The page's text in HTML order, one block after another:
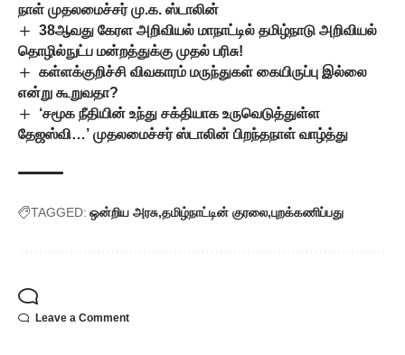
நாள் முதலமைச்சர் மு.க. ஸ்டாலின்
38ஆவது கேரள அறிவியல் மாநாட்டில் தமிழ்நாடு அறிவியல்
தொழில்நுட்ப மன்றத்துக்கு முதல் பரிசு!
கள்ளக்குறிச்சி விவகாரம் மருந்துகள் கையிருப்பு இல்லை
என்று கூறுவதா?
‘சமூக நீதியின் உந்து சக்தியாக உருவெடுத்துள்ள
தேஜஸ்வி…’ முதலமைச்சர் ஸ்டாலின் பிறந்தநாள் வாழ்த்து
TAGGED: ஒன்றிய அரசு தமிழ்நாட்டின் குரலை புறக்கணிப்பது
Leave a Comment